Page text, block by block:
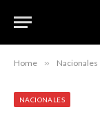
Home » Nacionales
NACIONALES